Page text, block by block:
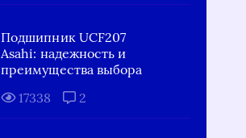
Подшипник UCF207
Asahi: надежность и
преимущества выбора
17338
2